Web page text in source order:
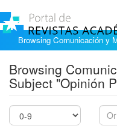
Browsing Comunicación y
Browsing
Subject "Opinión